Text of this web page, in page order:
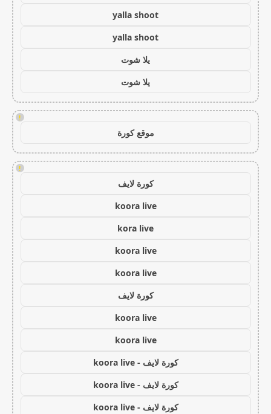
yalla shoot
yalla shoot
يلا شوت
يلا شوت
!
موقع كورة
!
كورة لايف
koora live
kora live
koora live
koora live
كورة لايف
koora live
koora live
كورة لايف - koora live
كورة لايف - koora live
كورة لايف - koora live